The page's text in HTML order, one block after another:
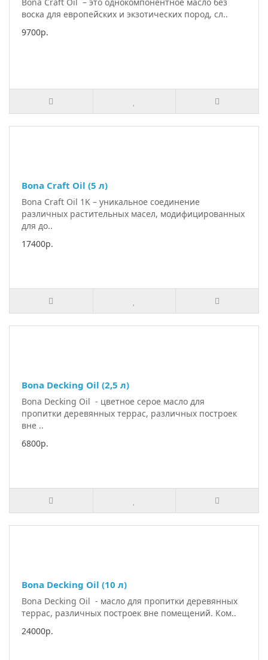
воска для европейских и экзотических пород, сл..
9700р.
Bona Craft Oil (5 л)
Bona Craft Oil 1K – уникальное соединение
различных растительных масел, модифицированных
для до..
17400р.
Bona Decking Oil (2,5 л)
Bona Decking Oil - цветное серое масло для
пропитки деревянных террас, различных построек
вне ..
6800р.
Bona Decking Oil (10 л)
Bona Decking Oil - масло для пропитки деревянных
террас, различных построек вне помещений. Ком..
24000р.